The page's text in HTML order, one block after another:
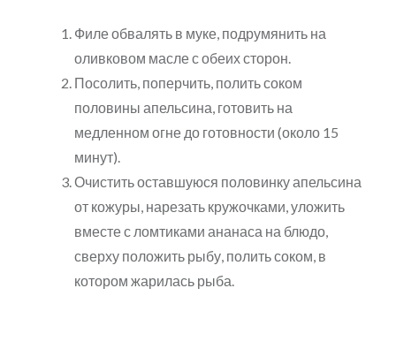
Филе обвалять в муке, подрумянить на
оливковом масле с обеих сторон.
Посолить, поперчить, полить соком
половины апельсина, готовить на
медленном огне до готовности (около 15
минут).
Очистить оставшуюся половинку апельсина
от кожуры, нарезать кружочками, уложить
вместе с ломтиками ананаса на блюдо,
сверху положить рыбу, полить соком, в
котором жарилась рыба.